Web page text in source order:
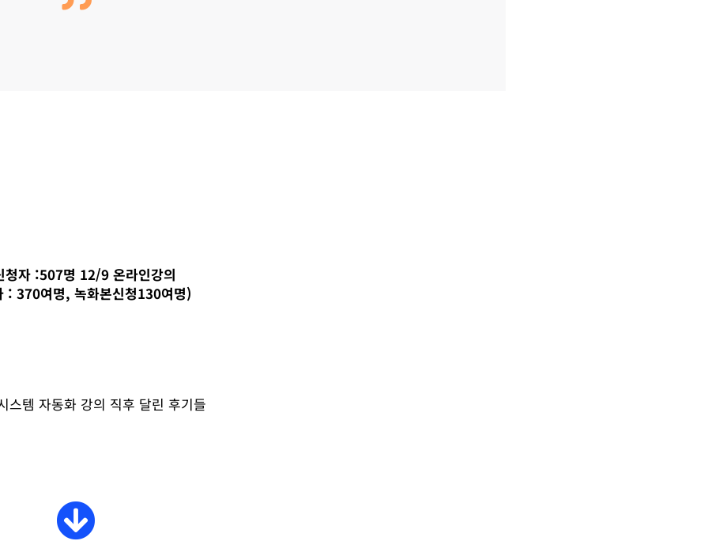
청자 :507명 12/9 온라인강의
: 370여명, 녹화본신청130여명)
스템 자동화 강의 직후 달린 후기들